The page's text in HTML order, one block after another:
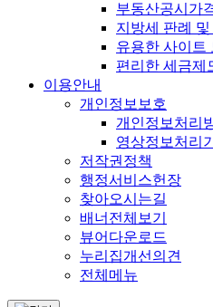
부동산공시가
지방세 판례
유용한 사이트
편리한 세금제
이용안내
개인정보보호
개인정보처리
영상정보처리
저작권정책
행정서비스헌장
찾아오시는길
배너전체보기
뷰어다운로드
누리집개선의견
전체메뉴